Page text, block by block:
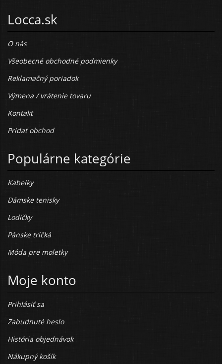
Locca.sk
O nás
Všeobecné obchodné podmienky
Reklamačný poriadok
Výmena / vrátenie tovaru
Kontakt
Pridať obchod
Populárne kategórie
Kabelky
Dámske tenisky
Lodičky
Pánske tričká
Móda pre moletky
Moje konto
Prihlásiť sa
Zabudnuté heslo
História objednávok
Nákupný košík